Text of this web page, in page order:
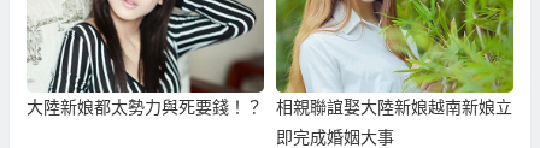
大陸新娘都太勢力與死要錢！？
相親聯誼娶大陸新娘越南新娘立
即完成婚姻大事